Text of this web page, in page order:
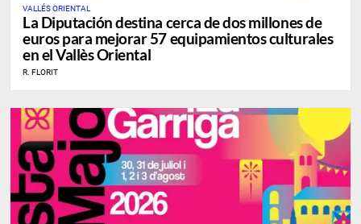
VALLÉS ORIENTAL
La Diputación destina cerca de dos millones de
euros para mejorar 57 equipamientos culturales
en el Vallès Oriental
R. FLORIT